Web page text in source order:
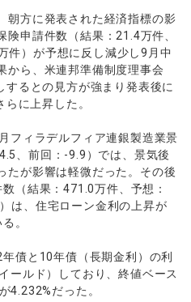
を開設する
様はこちら
朝方に発表された経済指標の影
申請件数（結果：21.4万件、
件）が予想に反し減少し9月中
から、米連邦準備制度理事会
するとの見方が強まり発表後に
に上昇した。
フィラデルフィア連銀製造業景
、前回：-9.9）では、景気後
たが影響は軽微だった。その後
（結果：471.0万件、予想：
は、住宅ローン金利の上昇が
。
債と10年債（長期金利）の利
ールド）しており、終値ベース
4.232%だった。